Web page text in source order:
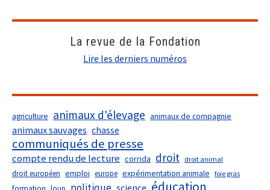
La revue de la Fondation
Lire les derniers numéros
agriculture animaux d'élevage animaux de compagnie
animaux sauvages chasse
communiqués de presse
compte rendu de lecture corrida droit droit animal
droit européen emploi europe expérimentation animale foie gras